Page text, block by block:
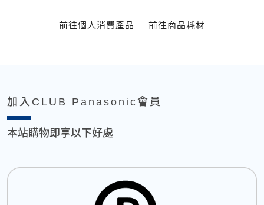
前往個人消費產品 前往商品耗材
加入CLUB Panasonic會員
本站購物即享以下好處